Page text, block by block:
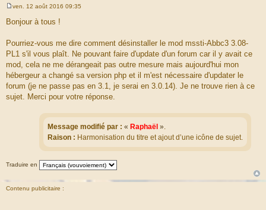
s
g
ven. 12 août 2016 09:35
Bonjour à tous !
Pourriez-vous me dire comment désinstaller le mod mssti-Abbc3 3.08-
PL1 s'il vous plaît. Ne pouvant faire d'update d'un forum car il y avait ce
mod, cela ne me dérangeait pas outre mesure mais aujourd'hui mon
hébergeur a changé sa version php et il m'est nécessaire d'updater le
forum (je ne passe pas en 3.1, je serai en 3.0.14). Je ne trouve rien à ce
sujet. Merci pour votre réponse.
Message modifié par : « Raphaël ».
Raison : Harmonisation du titre et ajout d’une icône de sujet.
Traduire en
Contenu publicitaire :